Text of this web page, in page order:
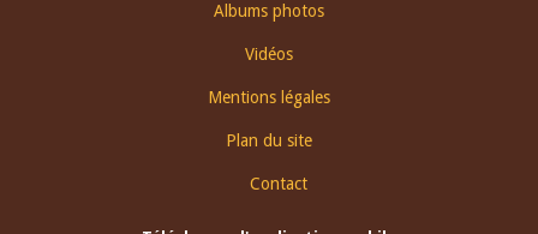
Albums photos
Vidéos
Mentions légales
Plan du site
Contact